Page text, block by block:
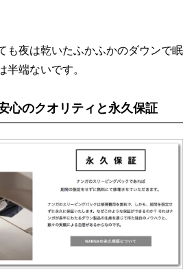
も夜は乾いたふかふかのダウンで眠
半端ないです。
心のクオリティと永久保証